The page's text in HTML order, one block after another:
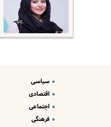
سیاسی
اقتصادی
اجتماعی
فرهنگی